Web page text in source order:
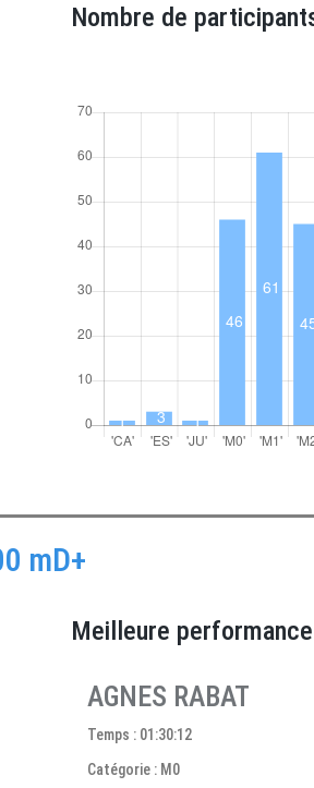
Nombre de
mD+
Meilleure
AGNES RABAT
Temps : 01:30:12
Catégorie : M0